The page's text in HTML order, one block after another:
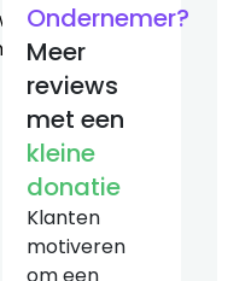
Ondernemer?
Meer
reviews
met een
kleine
donatie
Klanten
motiveren